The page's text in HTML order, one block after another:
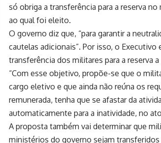
só obriga a transferência para a reserva
ao qual foi eleito.
O governo diz que, “para garantir a
cautelas adicionais”. Por isso, o
transferência dos militares para a reserva
“Com esse objetivo, propõe-se que o
cargo eletivo e que ainda não reúna os
remunerada, tenha que se afastar da
automaticamente para a inatividade, no
A proposta também vai determinar que
ministérios do governo sejam